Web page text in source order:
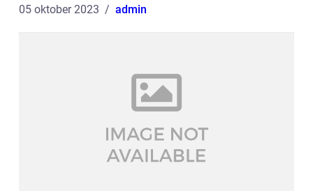
05 oktober 2023 admin